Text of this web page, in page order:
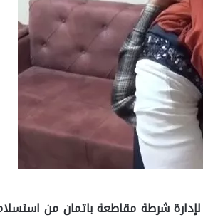
لإدارة شرطة مقاطعة باتمان من